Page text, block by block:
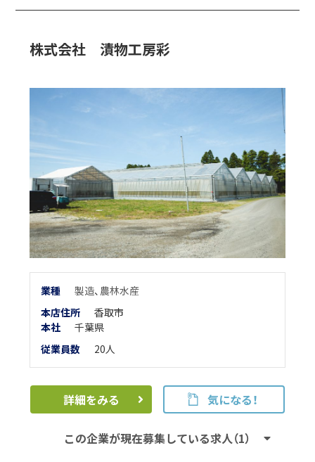
株式会社 漬物工房彩
業種 製造、 農林水産
本店住所
香取市
本社
千葉県
従業員数
20人
詳細をみる 気になる！
この企業が現在募集している求人（1）